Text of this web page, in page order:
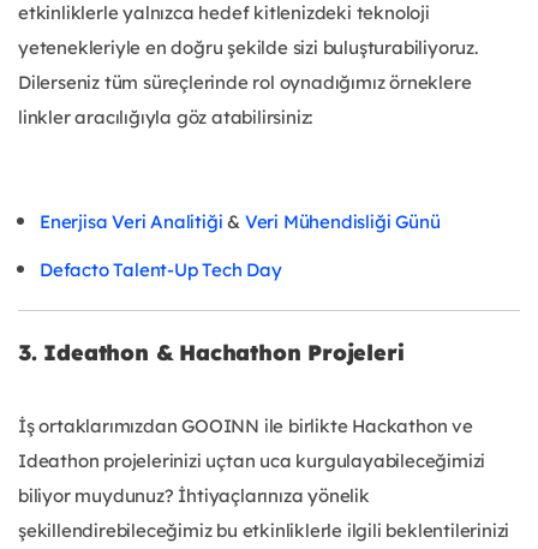
etkinliklerle yalnızca hedef kitlenizdeki teknoloji
yetenekleriyle en doğru şekilde sizi buluşturabiliyoruz.
Dilerseniz tüm süreçlerinde rol oynadığımız örneklere
linkler aracılığıyla göz atabilirsiniz:
Enerjisa Veri Analitiği & Veri Mühendisliği Günü
Defacto Talent-Up Tech Day
3. Ideathon & Hachathon Projeleri
İş ortaklarımızdan GOOINN ile birlikte Hackathon ve
Ideathon projelerinizi uçtan uca kurgulayabileceğimizi
biliyor muydunuz? İhtiyaçlarınıza yönelik
şekillendirebileceğimiz bu etkinliklerle ilgili beklentilerinizi